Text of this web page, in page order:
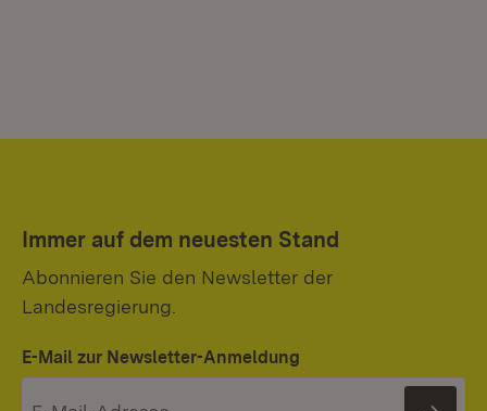
Immer auf dem neuesten Stand
Abonnieren Sie den Newsletter der
Landesregierung.
E-Mail zur Newsletter-Anmeldung